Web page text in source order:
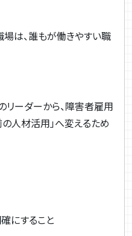
は、誰もが働きやすい職
リーダーから、障害者雇用
の人材活用」へ変えるため
にすること